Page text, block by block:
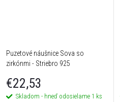
Puzetové náušnice Sova so
zirkónmi - Striebro 925
€22,53
Skladom - hneď odosielame 1 ks